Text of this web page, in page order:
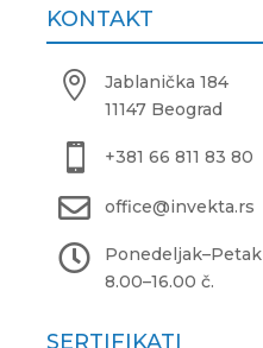
KONTAKT

Jablanička 184
11147 Beograd
 +381 66 811 83 80
 office@invekta.rs
 Ponedeljak–Petak
8.00–16.00 č.
SERTIFIKATI